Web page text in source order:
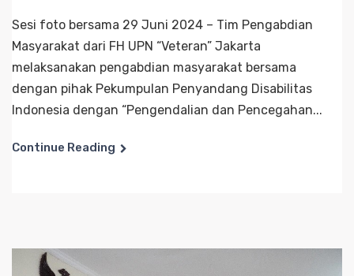
Sesi foto bersama 29 Juni 2024 – Tim Pengabdian
Masyarakat dari FH UPN “Veteran” Jakarta
melaksanakan pengabdian masyarakat bersama
dengan pihak Pekumpulan Penyandang Disabilitas
Indonesia dengan “Pengendalian dan Pencegahan...
Continue Reading